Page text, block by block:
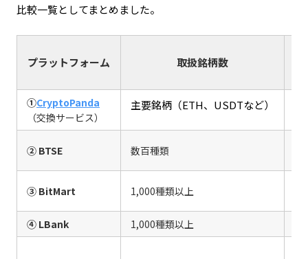
比較一覧としてまとめました。
プラットフォーム 取扱銘柄数
①CryptoPanda
（交換サービス）
主要銘柄（ETH、USDTなど）
② BTSE 数百種類
③ BitMart 1,000種類以上
④ LBank 1,000種類以上